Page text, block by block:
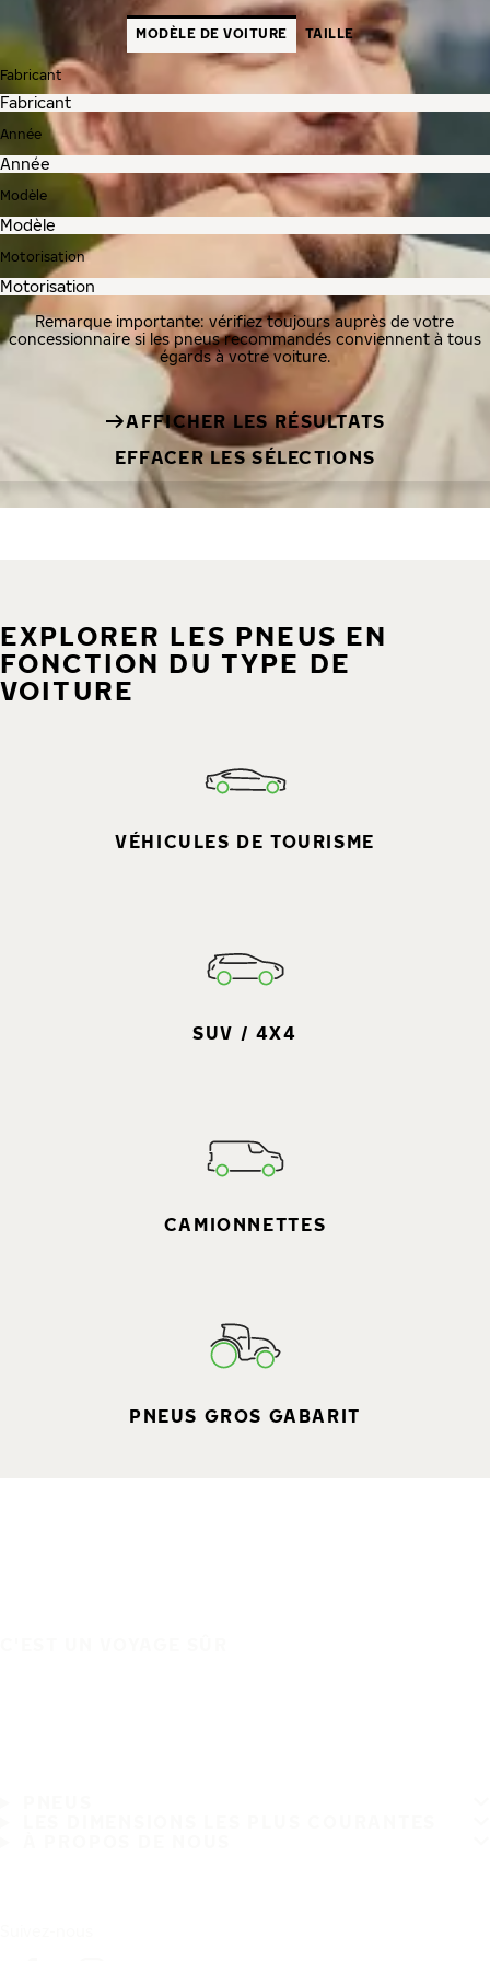
MODÈLE DE VOITURE TAILLE
Fabricant
Année
Modèle
Motorisation
Remarque importante: vérifiez toujours auprès de votre
concessionnaire si les pneus recommandés conviennent à tous
égards à votre voiture.
AFFICHER LES RÉSULTATS
EFFACER LES SÉLECTIONS
EXPLORER LES PNEUS EN
FONCTION DU TYPE DE
VOITURE
VÉHICULES DE TOURISME
SUV / 4X4
CAMIONNETTES
PNEUS GROS GABARIT